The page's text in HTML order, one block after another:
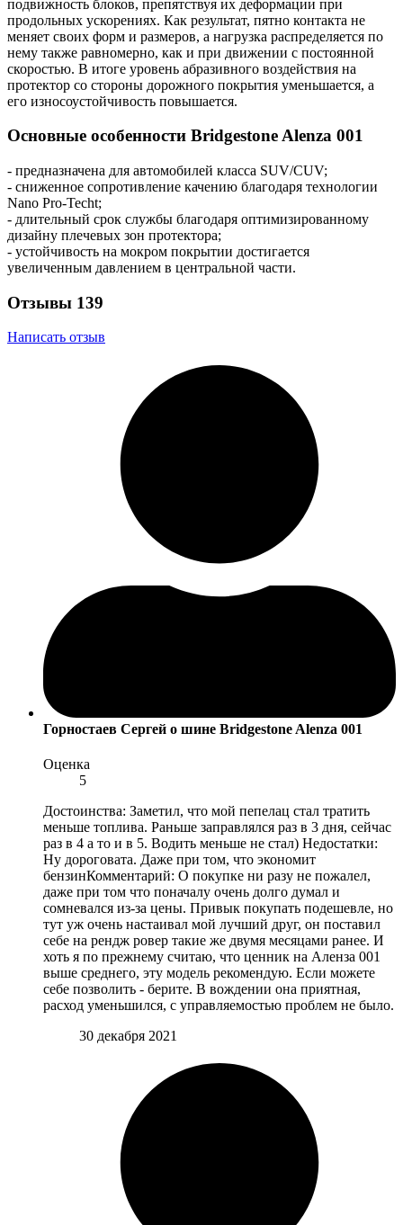
подвижность блоков, препятствуя их деформации при
продольных ускорениях. Как результат, пятно контакта не
меняет своих форм и размеров, а нагрузка распределяется по
нему также равномерно, как и при движении с постоянной
скоростью. В итоге уровень абразивного воздействия на
протектор со стороны дорожного покрытия уменьшается, а
его износоустойчивость повышается.
Основные особенности Bridgestone Alenza 001
- предназначена для автомобилей класса SUV/CUV;
- сниженное сопротивление качению благодаря технологии
Nano Pro-Techt;
- длительный срок службы благодаря оптимизированному
дизайну плечевых зон протектора;
- устойчивость на мокром покрытии достигается
увеличенным давлением в центральной части.
Отзывы 139
Написать отзыв
Горностаев Сергей о шине Bridgestone Alenza 001
Оценка
5
Достоинства: Заметил, что мой пепелац стал тратить
меньше топлива. Раньше заправлялся раз в 3 дня, сейчас
раз в 4 а то и в 5. Водить меньше не стал) Недостатки:
Ну дороговата. Даже при том, что экономит
бензинКомментарий: О покупке ни разу не пожалел,
даже при том что поначалу очень долго думал и
сомневался из-за цены. Привык покупать подешевле, но
тут уж очень настаивал мой лучший друг, он поставил
себе на рендж ровер такие же двумя месяцами ранее. И
хоть я по прежнему считаю, что ценник на Аленза 001
выше среднего, эту модель рекомендую. Если можете
себе позволить - берите. В вождении она приятная,
расход уменьшился, с управляемостью проблем не было.
30 декабря 2021